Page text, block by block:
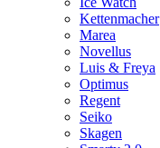
Kettenmacher
Marea
Novellus
Luis & Freya
Optimus
Regent
Seiko
Skagen